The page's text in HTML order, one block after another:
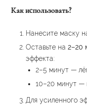
Как использовать?
Нанесите маску
Оставьте на 2–20
эффекта:
2–5 минут —
10–20 минут —
Для усиленного